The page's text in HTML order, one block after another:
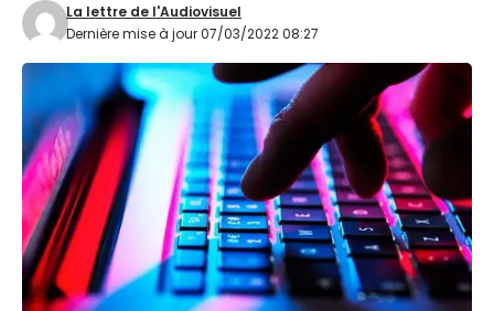
Dernière mise à jour 07/03/2022 08:27
La lettre de l'Audiovisuel